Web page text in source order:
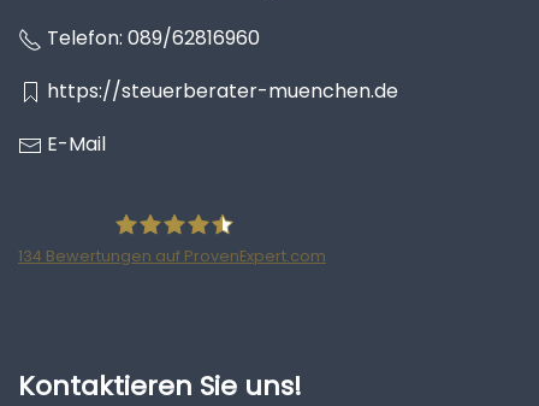
Telefon: 089/62816960
https://steuerberater-muenchen.de
E-Mail
134 Bewertungen auf ProvenExpert.com
Kontaktieren Sie uns!